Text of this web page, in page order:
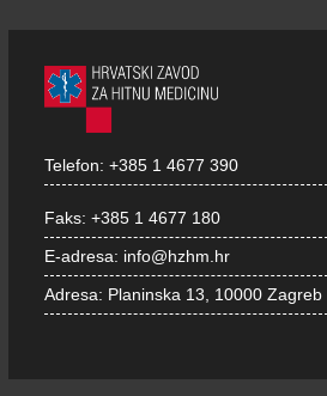
Telefon: +385 1 4677 390
Faks: +385 1 4677 180
E-adresa: info@hzhm.hr
Adresa: Planinska 13, 10000 Zagreb